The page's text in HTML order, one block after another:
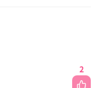
2